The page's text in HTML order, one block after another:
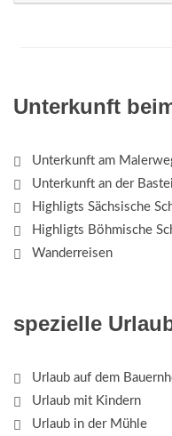
Unterkunft
Unterkunft am
Unterkunft an der Bastei
Highligts Sächsische
Highligts Böhmische
Wanderreisen
spezielle
Urlaub auf dem
Urlaub mit Kindern
Urlaub in der Mühle